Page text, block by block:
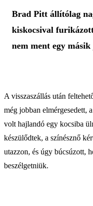
Brad Pitt állítólag
kiskocsival
nem ment egy
A visszaszállás után
még jobban elmérgesedett,
volt hajlandó egy kocsiba
készülődtek, a színésznő
utazzon, és úgy búcsúzott,
beszélgetniük.